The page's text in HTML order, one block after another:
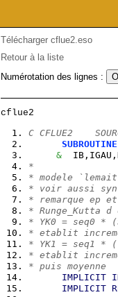
Télécharger cflue2.eso
Retour à la liste
Numérotation des lignes :
C CFLUE2
SUBROUTINE
&
*
* modele
* voir aussi
* remarque ep
* Runge_Kutta
* YK0 = seq0 *
* etablit
* YK1 = seq1 *
* etablit
* puis moyenne
IMPLICIT
IMPLICIT